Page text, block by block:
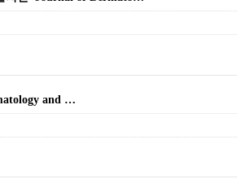
and …